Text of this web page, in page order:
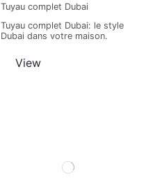
Tuyau complet Dubai
Tuyau complet Dubai: le style
Dubai dans votre maison.
View